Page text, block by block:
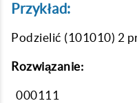
Przykład:
Podzielić (101010) 2
Rozwiązanie:
000111